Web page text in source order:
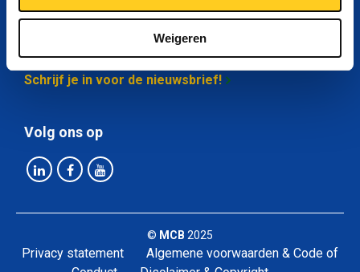
Weigeren
Schrijf je in voor de nieuwsbrief!
Volg ons op
© MCB 2025
Privacy statement
Algemene voorwaarden & Code of